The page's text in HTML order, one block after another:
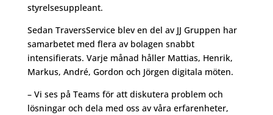
styrelsesuppleant.
Sedan TraversService blev en del av JJ Gruppen har
samarbetet med flera av bolagen snabbt
intensifierats. Varje månad håller Mattias, Henrik,
Markus, André, Gordon och Jörgen digitala möten.
– Vi ses på Teams för att diskutera problem och
lösningar och dela med oss av våra erfarenheter,